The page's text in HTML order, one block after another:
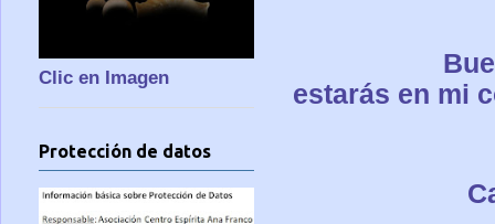
estarás en mi
Clic en Imagen
Protección de datos